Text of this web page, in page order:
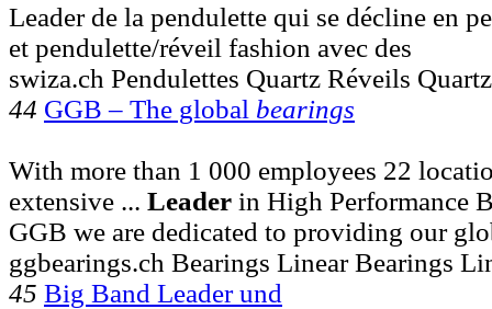
Leader de la pendulette qui se décline en
et pendulette/réveil fashion avec des
swiza.ch Pendulettes Quartz Réveils
44 GGB – The global bearings
With more than 1 000 employees 22
extensive ... Leader in High Performance
GGB we are dedicated to providing our
ggbearings.ch Bearings Linear Bearings
45 Big Band Leader und